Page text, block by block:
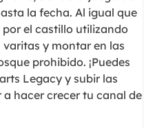
la fecha. Al igual que
el castillo utilizando
y montar en las
prohibido. ¡Puedes
Legacy y subir las
hacer crecer tu canal de